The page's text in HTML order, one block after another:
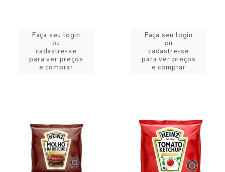
Faça seu login
ou
cadastre-se
para ver preços
e comprar
Faça seu login
ou
cadastre-se
para ver preços
e comprar